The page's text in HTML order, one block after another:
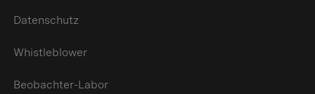
Datenschutz
Whistleblower
Beobachter-Labor